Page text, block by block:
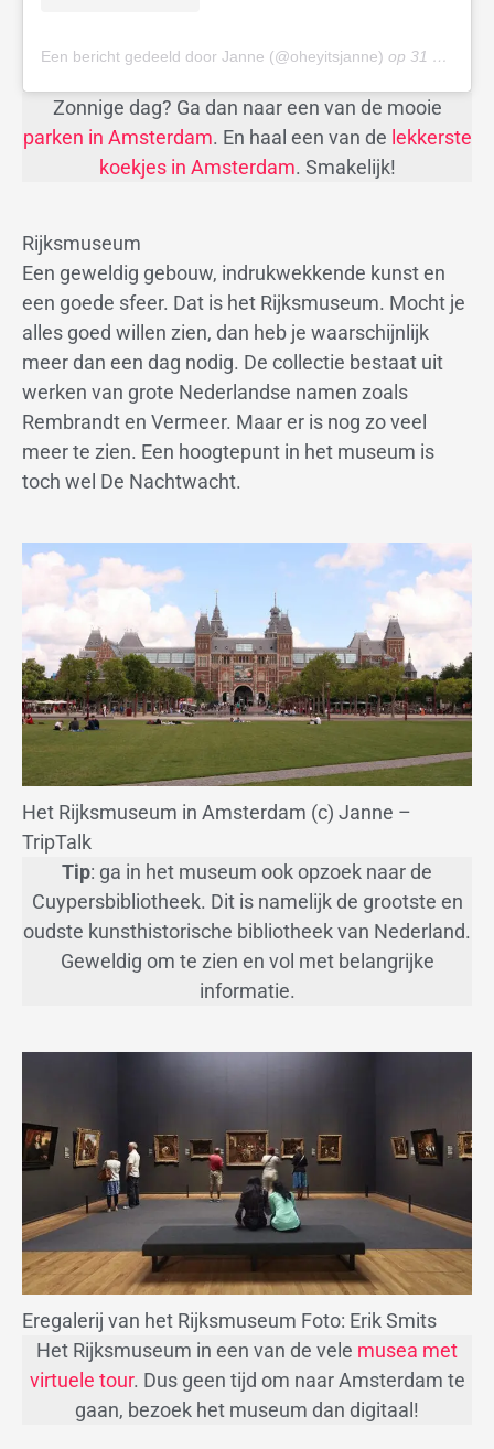
Een bericht gedeeld door Janne (@oheyitsjanne) op 31 Jan 2019 om 12:11 (PST)
Zonnige dag? Ga dan naar een van de mooie
parken in Amsterdam. En haal een van de lekkerste
koekjes in Amsterdam. Smakelijk!
Rijksmuseum
Een geweldig gebouw, indrukwekkende kunst en
een goede sfeer. Dat is het Rijksmuseum. Mocht je
alles goed willen zien, dan heb je waarschijnlijk
meer dan een dag nodig. De collectie bestaat uit
werken van grote Nederlandse namen zoals
Rembrandt en Vermeer. Maar er is nog zo veel
meer te zien. Een hoogtepunt in het museum is
toch wel De Nachtwacht.
Het Rijksmuseum in Amsterdam (c) Janne –
TripTalk
Tip: ga in het museum ook opzoek naar de
Cuypersbibliotheek. Dit is namelijk de grootste en
oudste kunsthistorische bibliotheek van Nederland.
Geweldig om te zien en vol met belangrijke
informatie.
Eregalerij van het Rijksmuseum Foto: Erik Smits
Het Rijksmuseum in een van de vele musea met
virtuele tour. Dus geen tijd om naar Amsterdam te
gaan, bezoek het museum dan digitaal!